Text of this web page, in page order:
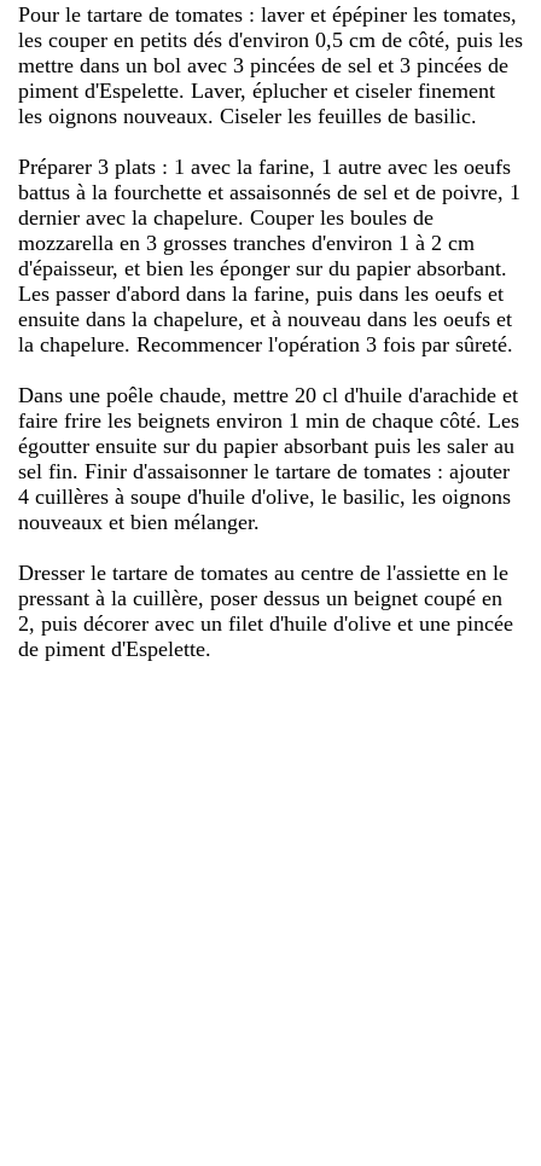
Pour le tartare de tomates : laver et épépiner les tomates,
les couper en petits dés d'environ 0,5 cm de côté, puis les
mettre dans un bol avec 3 pincées de sel et 3 pincées de
piment d'Espelette. Laver, éplucher et ciseler finement
les oignons nouveaux. Ciseler les feuilles de basilic.
Préparer 3 plats : 1 avec la farine, 1 autre avec les oeufs
battus à la fourchette et assaisonnés de sel et de poivre, 1
dernier avec la chapelure. Couper les boules de
mozzarella en 3 grosses tranches d'environ 1 à 2 cm
d'épaisseur, et bien les éponger sur du papier absorbant.
Les passer d'abord dans la farine, puis dans les oeufs et
ensuite dans la chapelure, et à nouveau dans les oeufs et
la chapelure. Recommencer l'opération 3 fois par sûreté.
Dans une poêle chaude, mettre 20 cl d'huile d'arachide et
faire frire les beignets environ 1 min de chaque côté. Les
égoutter ensuite sur du papier absorbant puis les saler au
sel fin. Finir d'assaisonner le tartare de tomates : ajouter
4 cuillères à soupe d'huile d'olive, le basilic, les oignons
nouveaux et bien mélanger.
Dresser le tartare de tomates au centre de l'assiette en le
pressant à la cuillère, poser dessus un beignet coupé en
2, puis décorer avec un filet d'huile d'olive et une pincée
de piment d'Espelette.